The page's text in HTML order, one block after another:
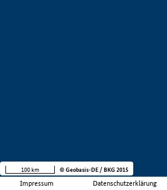
Impressum Datenschutzerklärung
100 km © Geobasis-DE / BKG 2015